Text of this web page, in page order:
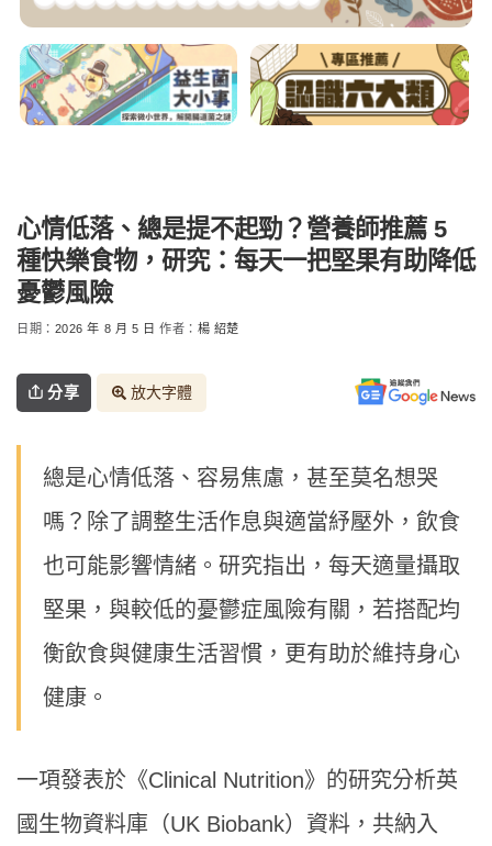
心情低落、總是提不起勁？營養師推薦 5
種快樂食物，研究：每天一把堅果有助降低
憂鬱風險
日期： 2026 年 8 月 5 日 作者： 楊 紹楚
分享 放大字體
總是心情低落、容易焦慮，甚至莫名想哭
嗎？除了調整生活作息與適當紓壓外，飲食
也可能影響情緒。研究指出，每天適量攝取
堅果，與較低的憂鬱症風險有關，若搭配均
衡飲食與健康生活習慣，更有助於維持身心
健康。
一項發表於《Clinical Nutrition》的研究分析英
國生物資料庫（UK Biobank）資料，共納入